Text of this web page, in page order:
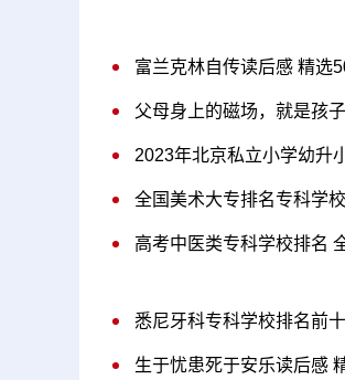
富兰克林自传读后感 精选
父母身上的磁场，就是孩
2023年北京私立小学幼升
全国美术大专排名专科学
高考中医类专科学校排名
悉尼牙科专科学校排名前
生于忧患死于安乐读后感